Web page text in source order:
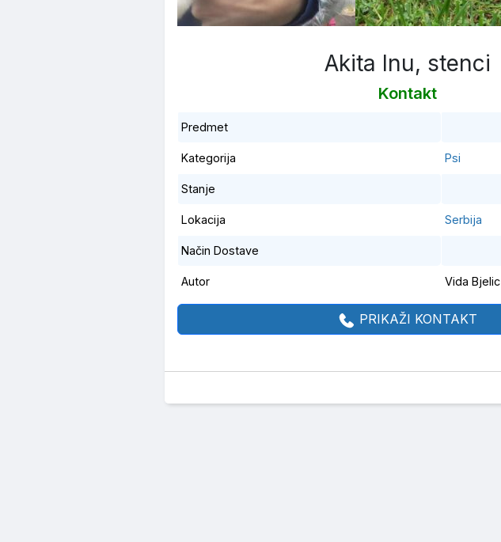
Akita Inu, stenci
Kontakt
Predmet
Kategorija Psi
Stanje
Lokacija Serbija
Način Dostave
Autor Vida Bjelic
PRIKAŽI KONTAKT